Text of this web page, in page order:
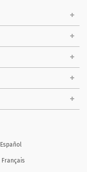
Español
Français